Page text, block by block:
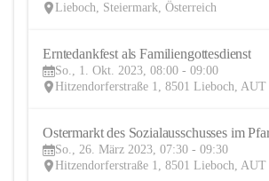
Lieboch, Steiermark, Österreich
Erntedankfest als Familiengottesdienst
So., 1. Okt. 2023, 08:00 - 09:00
Hitzendorferstraße 1, 8501 Lieboch, AUT
Ostermarkt des Sozialausschusses im
So., 26. März 2023, 07:30 - 09:30
Hitzendorferstraße 1, 8501 Lieboch, AUT